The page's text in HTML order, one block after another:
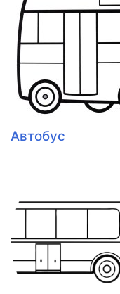
Автобус